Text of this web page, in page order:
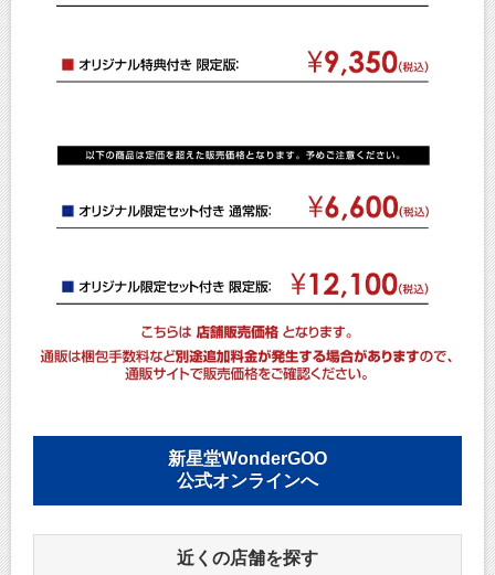
新星堂WonderGOO
公式オンラインへ
近くの店舗を探す